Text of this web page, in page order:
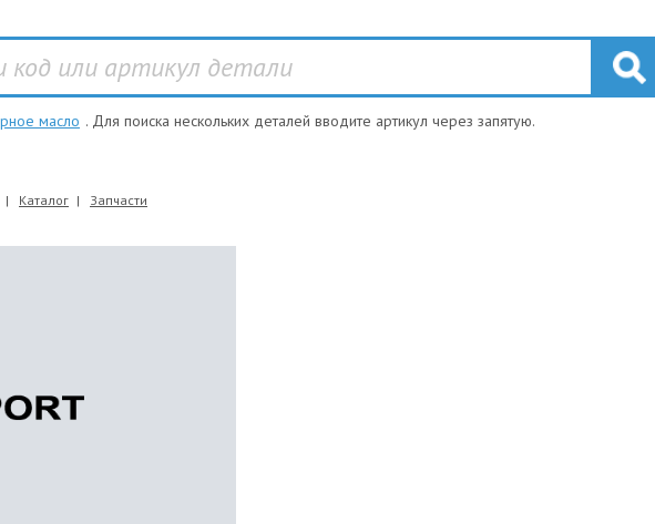
масло . Для поиска нескольких деталей вводите артикул через запятую.
Каталог Запчасти